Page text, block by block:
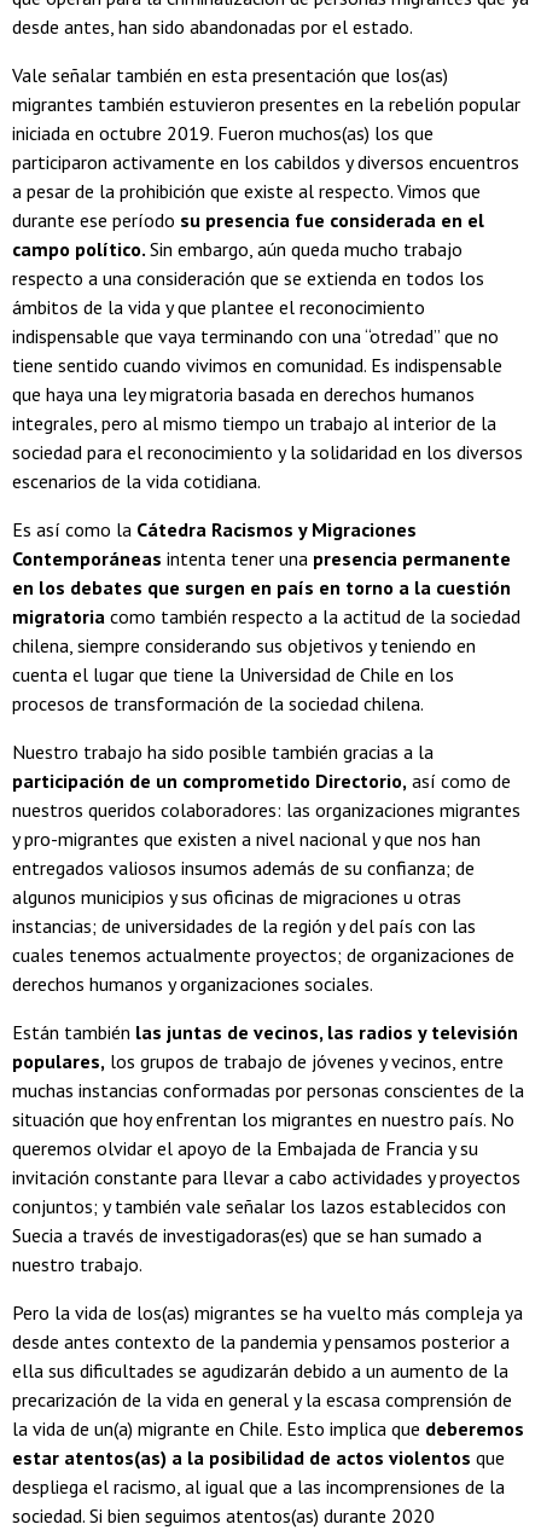
desde antes, han sido abandonadas por el estado.
Vale señalar también en esta presentación que los(as)
migrantes también estuvieron presentes en la rebelión popular
iniciada en octubre 2019. Fueron muchos(as) los que
participaron activamente en los cabildos y diversos encuentros
a pesar de la prohibición que existe al respecto. Vimos que
durante ese período su presencia fue considerada en el
campo político. Sin embargo, aún queda mucho trabajo
respecto a una consideración que se extienda en todos los
ámbitos de la vida y que plantee el reconocimiento
indispensable que vaya terminando con una “otredad” que no
tiene sentido cuando vivimos en comunidad. Es indispensable
que haya una ley migratoria basada en derechos humanos
integrales, pero al mismo tiempo un trabajo al interior de la
sociedad para el reconocimiento y la solidaridad en los diversos
escenarios de la vida cotidiana.
Es así como la Cátedra Racismos y Migraciones
Contemporáneas intenta tener una presencia permanente
en los debates que surgen en país en torno a la cuestión
migratoria como también respecto a la actitud de la sociedad
chilena, siempre considerando sus objetivos y teniendo en
cuenta el lugar que tiene la Universidad de Chile en los
procesos de transformación de la sociedad chilena.
Nuestro trabajo ha sido posible también gracias a la
participación de un comprometido Directorio, así como de
nuestros queridos colaboradores: las organizaciones migrantes
y pro-migrantes que existen a nivel nacional y que nos han
entregados valiosos insumos además de su confianza; de
algunos municipios y sus oficinas de migraciones u otras
instancias; de universidades de la región y del país con las
cuales tenemos actualmente proyectos; de organizaciones de
derechos humanos y organizaciones sociales.
Están también las juntas de vecinos, las radios y televisión
populares, los grupos de trabajo de jóvenes y vecinos, entre
muchas instancias conformadas por personas conscientes de la
situación que hoy enfrentan los migrantes en nuestro país. No
queremos olvidar el apoyo de la Embajada de Francia y su
invitación constante para llevar a cabo actividades y proyectos
conjuntos; y también vale señalar los lazos establecidos con
Suecia a través de investigadoras(es) que se han sumado a
nuestro trabajo.
Pero la vida de los(as) migrantes se ha vuelto más compleja ya
desde antes contexto de la pandemia y pensamos posterior a
ella sus dificultades se agudizarán debido a un aumento de la
precarización de la vida en general y la escasa comprensión de
la vida de un(a) migrante en Chile. Esto implica que deberemos
estar atentos(as) a la posibilidad de actos violentos que
despliega el racismo, al igual que a las incomprensiones de la
sociedad. Si bien seguimos atentos(as) durante 2020